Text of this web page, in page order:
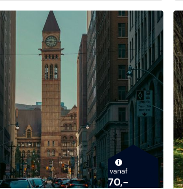
in de omgeving van Vancouver
Tijdens de ongeveer 3 uur durende
alleen de kans om deze prachtige
leer je ook meer over de geschiedenis
regio, dankzij de deskundige gidsen die
en je meenemen in dit boeiende verhaal.
te weten dat er een lengtevereiste van
aan deze tour deel te nemen, vanwege
Kinderen van 12 jaar en jonger kunnen
aan deze tour. Elke deelnemer
een drijfpak voor extra veiligheid. De
excursie te maken is tussen maart en
i
vanaf
70,-